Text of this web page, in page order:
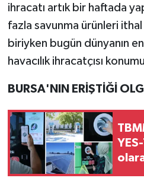
ihracatı artık bir haftada
fazla savunma ürünleri
biriyken bugün dünyanın
havacılık ihracatçısı
BURSA'NIN ERİŞTİĞİ